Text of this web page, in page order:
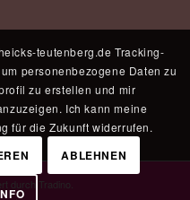
durch Tradino
teutenberg.de Tracking-
personenbezogene Daten zu
zu erstellen und mir
Ich kann meine
für die Zukunft widerrufen.
ABLEHNEN